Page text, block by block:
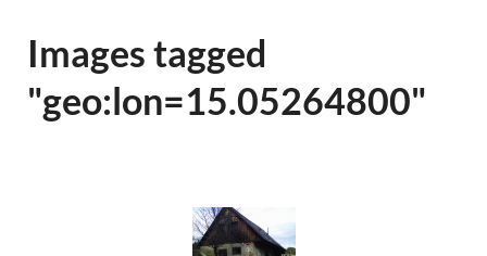
Images tagged
"geo:lon=15.05264800"